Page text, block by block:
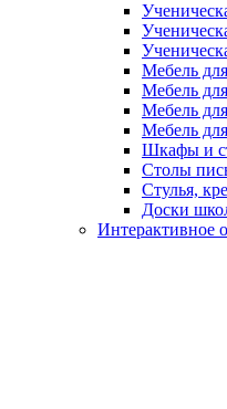
Мебель
Мебель
Мебель
Мебель
Шкафы и
Столы
Стулья,
Доски
Интерактивное